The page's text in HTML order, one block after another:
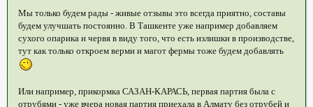
Мы только будем рады - живые отзывы это всегда приятно, составы
будем улучшать постоянно. В Ташкенте уже например добавляем
сухого опарика и червя в виду того, что есть излишки в производстве,
тут как только откроем верми и магот фермы тоже будем добавлять
Или например, прикормка САЗАН-КАРАСЬ, первая партия была с
отрубями - уже вчера новая партия приехала в Алмату без отрубей и